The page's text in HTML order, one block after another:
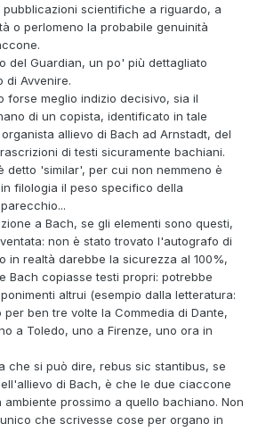
scientifiche a riguardo, a
o perlomeno la probabile genuinità
del Guardian, un po' più dettagliato
di Avvenire.
forse meglio indizio decisivo, sia il
di un copista, identificato in tale
allievo di Bach ad Arnstadt, del
di testi sicuramente bachiani.
detto 'similar', per cui non nemmeno è
filologia il peso specifico della
a Bach, se gli elementi sono questi,
non è stato trovato l'autografo di
in realtà darebbe la sicurezza al 100%,
Bach copiasse testi propri: potrebbe
altrui (esempio dalla letteratura:
ben tre volte la Commedia di Dante,
a Toledo, uno a Firenze, uno ora in
che si può dire, rebus sic stantibus, se
di Bach, è che le due ciaccone
prossimo a quello bachiano. Non
che scrivesse cose per organo in